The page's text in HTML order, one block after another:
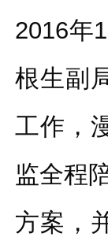
2016年
根生副
工作，
监全程
方案，